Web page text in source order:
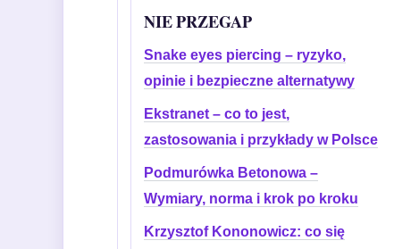
NIE PRZEGAP
Snake eyes piercing – ryzyko,
opinie i bezpieczne alternatywy
Ekstranet – co to jest,
zastosowania i przykłady w Polsce
Podmurówka Betonowa –
Wymiary, norma i krok po kroku
Krzysztof Kononowicz: co się